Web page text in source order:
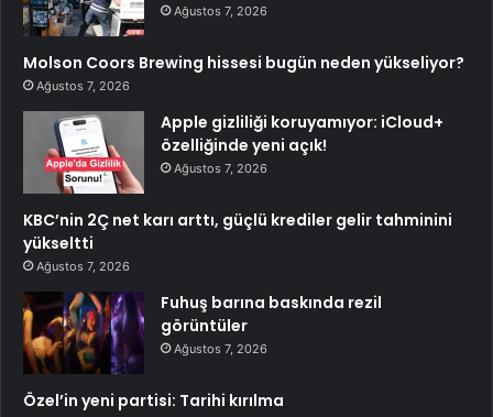
Ağustos 7, 2026
Molson Coors Brewing hissesi bugün neden yükseliyor?
Ağustos 7, 2026
Apple gizliliği koruyamıyor: iCloud+
özelliğinde yeni açık!
Ağustos 7, 2026
KBC’nin 2Ç net karı arttı, güçlü krediler gelir tahminini
yükseltti
Ağustos 7, 2026
Fuhuş barına baskında rezil
görüntüler
Ağustos 7, 2026
Özel’in yeni partisi: Tarihi kırılma